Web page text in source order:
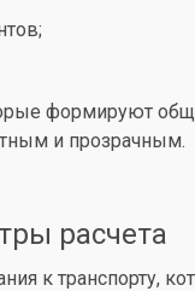
формируют
и прозрачным.
расчета
к транспорту,